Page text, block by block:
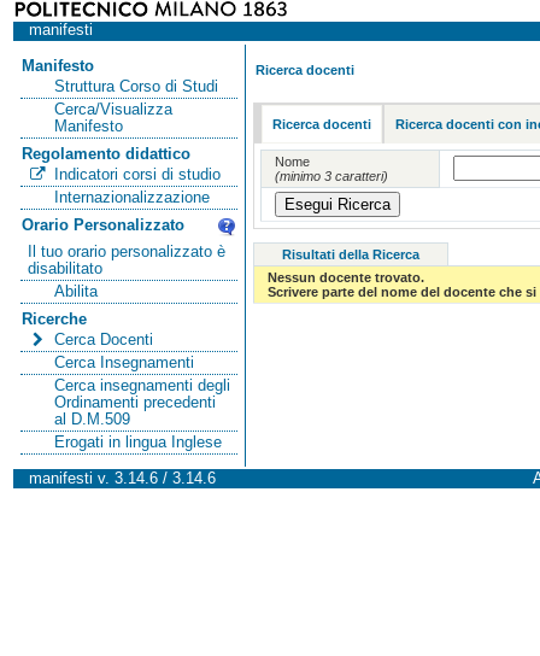
manifesti
Manifesto
Struttura Corso di Studi
Cerca/Visualizza
Manifesto
Regolamento didattico
Indicatori corsi di studio
Internazionalizzazione
Orario Personalizzato
Il tuo orario personalizzato è
disabilitato
Abilita
Ricerche
Cerca Docenti
Cerca Insegnamenti
Cerca insegnamenti degli
Ordinamenti precedenti
al D.M.509
Erogati in lingua Inglese
Ricerca docenti
Ricerca docenti Ricerca docenti con
Nome
(minimo 3 caratteri)
Risultati della Ricerca
Nessun docente trovato.
Scrivere parte del nome del docente che
manifesti v. 3.14.6 / 3.14.6